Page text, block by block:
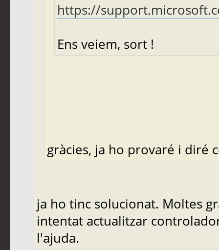
https://
Ens veiem, sort !
gràcies, ja ho provaré i diré
ja ho tinc solucionat. Moltes
intentat actualitzar
l'ajuda.